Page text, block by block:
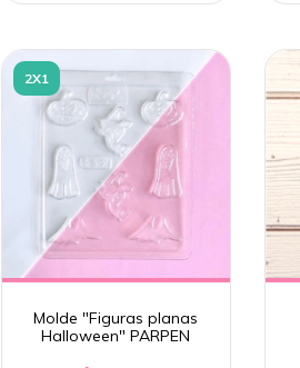
2X1
Molde "Figuras planas
Halloween" PARPEN